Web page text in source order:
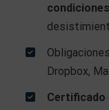
condiciones
Dropbox,
Certificado